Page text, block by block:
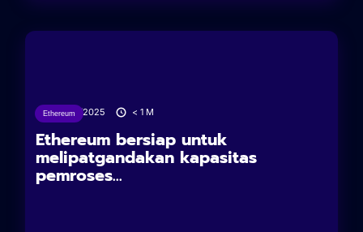
Ethereum
25/04/2025 < 1 M
Ethereum bersiap untuk
melipatgandakan kapasitas
pemroses...